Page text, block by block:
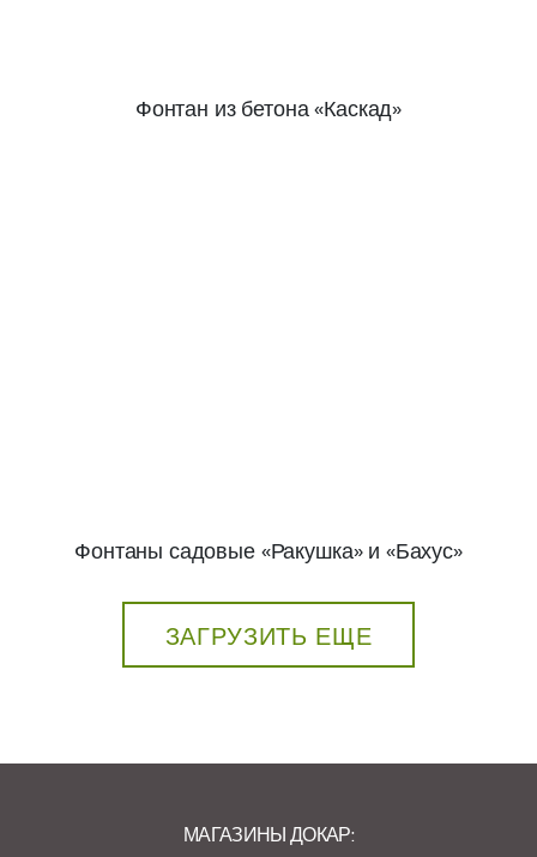
Фонтан из бетона «Каскад»
Фонтаны садовые «Ракушка» и «Бахус»
ЗАГРУЗИТЬ ЕЩЕ
МАГАЗИНЫ ДОКАР: